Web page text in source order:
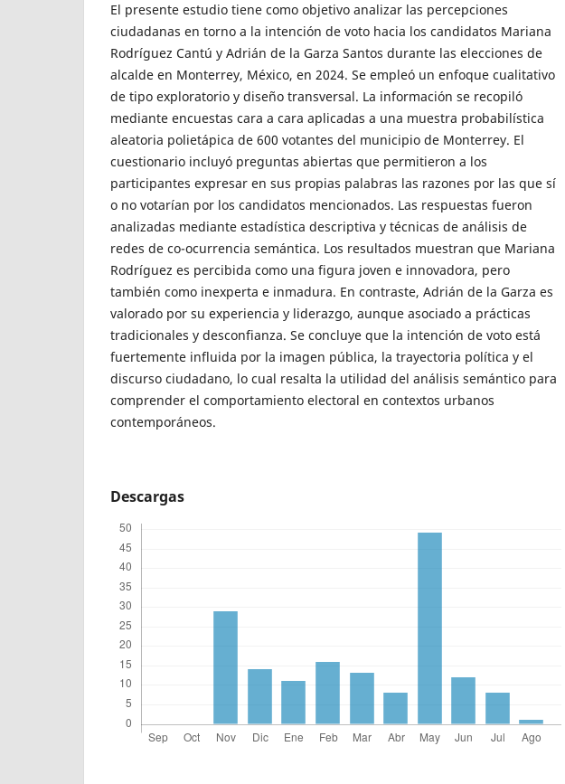
El presente estudio tiene como objetivo analizar las percepciones
ciudadanas en torno a la intención de voto hacia los candidatos Mariana
Rodríguez Cantú y Adrián de la Garza Santos durante las elecciones de
alcalde en Monterrey, México, en 2024. Se empleó un enfoque cualitativo
de tipo exploratorio y diseño transversal. La información se recopiló
mediante encuestas cara a cara aplicadas a una muestra probabilística
aleatoria polietápica de 600 votantes del municipio de Monterrey. El
cuestionario incluyó preguntas abiertas que permitieron a los
participantes expresar en sus propias palabras las razones por las que sí
o no votarían por los candidatos mencionados. Las respuestas fueron
analizadas mediante estadística descriptiva y técnicas de análisis de
redes de co-ocurrencia semántica. Los resultados muestran que Mariana
Rodríguez es percibida como una figura joven e innovadora, pero
también como inexperta e inmadura. En contraste, Adrián de la Garza es
valorado por su experiencia y liderazgo, aunque asociado a prácticas
tradicionales y desconfianza. Se concluye que la intención de voto está
fuertemente influida por la imagen pública, la trayectoria política y el
discurso ciudadano, lo cual resalta la utilidad del análisis semántico para
comprender el comportamiento electoral en contextos urbanos
contemporáneos.
Descargas